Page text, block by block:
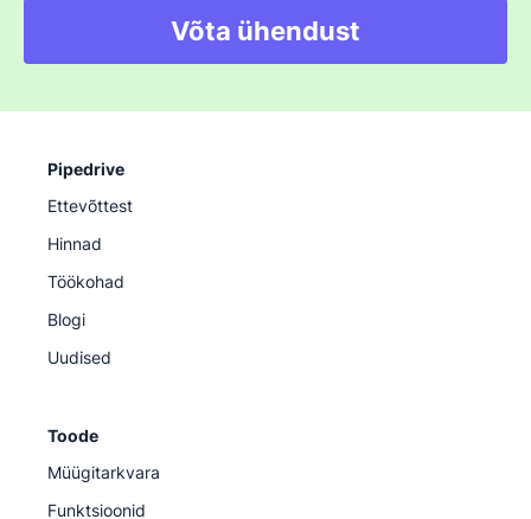
Võta ühendust
Pipedrive
Ettevõttest
Hinnad
Töökohad
Blogi
Uudised
Toode
Müügitarkvara
Funktsioonid